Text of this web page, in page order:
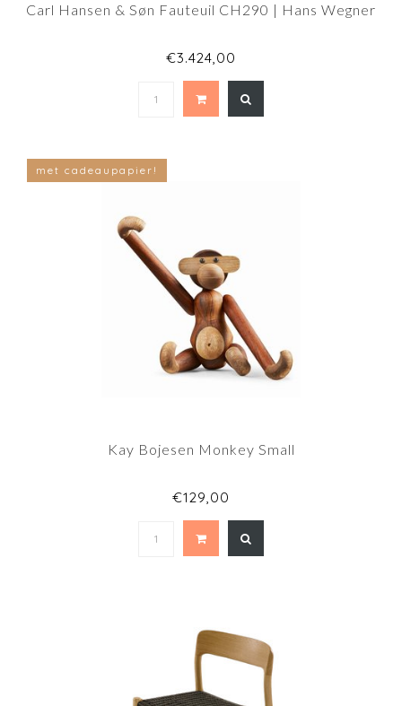
Carl Hansen & Søn Fauteuil CH290 | Hans Wegner
€3.424,00
met cadeaupapier!
Kay Bojesen Monkey Small
€129,00